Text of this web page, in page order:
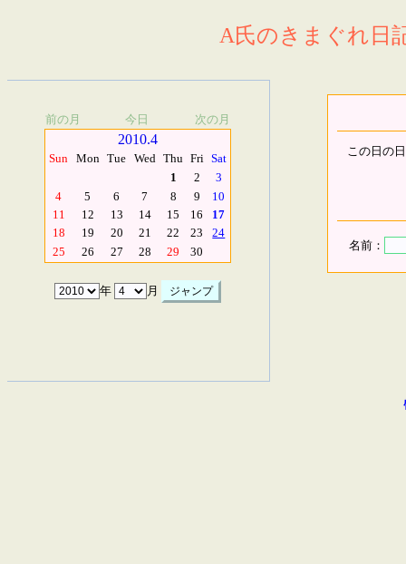
A氏のきまぐれ日
前の月 今日 次の月
2010.4
Sun Mon Tue Wed Thu Fri Sat
1
2
3
4
5 6 7 8 9
10
11
12 13 14 15 16
17
18
19 20 21 22 23
24
25
26 27 28 29 30
年 月
この日の
名前：